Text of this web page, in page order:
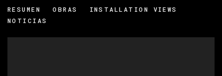
RESUMEN OBRAS
INSTALLATION VIEWS
NOTICIAS